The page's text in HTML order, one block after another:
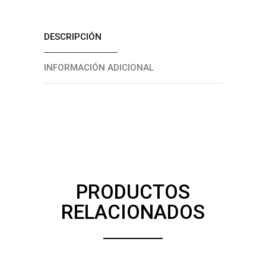
DESCRIPCIÓN
INFORMACIÓN ADICIONAL
PRODUCTOS
RELACIONADOS